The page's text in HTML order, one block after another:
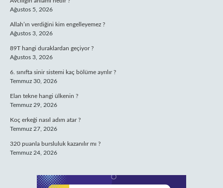
Ağustos 5, 2026
Allah’ın verdiğini kim engelleyemez ?
Ağustos 3, 2026
89T hangi duraklardan geçiyor ?
Ağustos 3, 2026
6. sınıfta sinir sistemi kaç bölüme ayrılır ?
Temmuz 30, 2026
Elan tekne hangi ülkenin ?
Temmuz 29, 2026
Koç erkeği nasıl adım atar ?
Temmuz 27, 2026
320 puanla bursluluk kazanılır mı ?
Temmuz 24, 2026